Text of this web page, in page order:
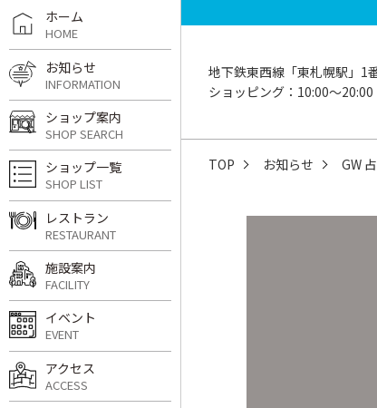
地下鉄東西線「東札幌駅」1
ショッピング：10:00〜
TOP お知らせ GW
ホーム
HOME
お知らせ
INFORMATION
ショップ案内
SHOP SEARCH
ショップ一覧
SHOP LIST
レストラン
RESTAURANT
施設案内
FACILITY
イベント
EVENT
アクセス
ACCESS